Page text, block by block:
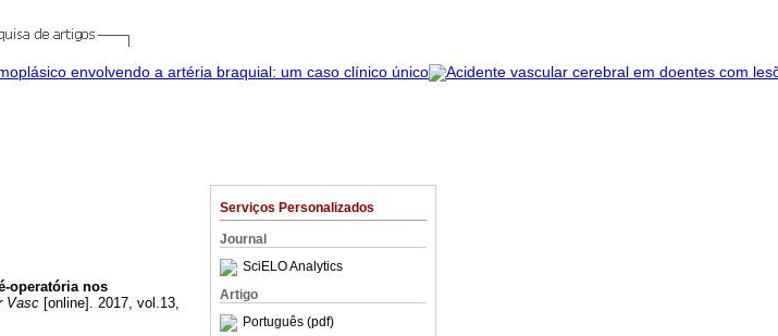
Serviços Personalizados
Journal
SciELO Analytics
Artigo
Português (pdf)
operatória nos
Vasc [online]. 2017, vol.13,